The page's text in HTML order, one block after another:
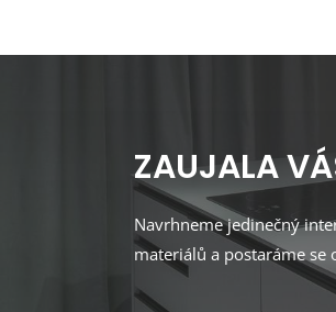
ZAUJALA
Navrhneme jedinečný
materiálů a postaráme se